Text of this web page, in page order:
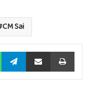
CM Sai
WhatsAppTelegramShare via Email Print